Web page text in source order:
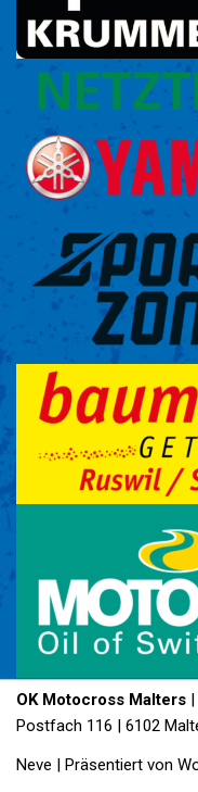
OK Motocross Malters
Postfach 116 | 6102
Neve | Präsentiert von